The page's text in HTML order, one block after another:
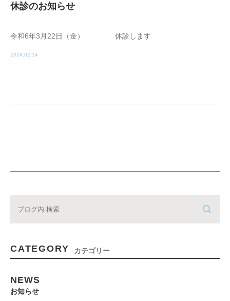
休診のお知らせ
令和6年3月22日（金） 休診します
2024.02.14
CATEGORY カテゴリー
NEWS
お知らせ